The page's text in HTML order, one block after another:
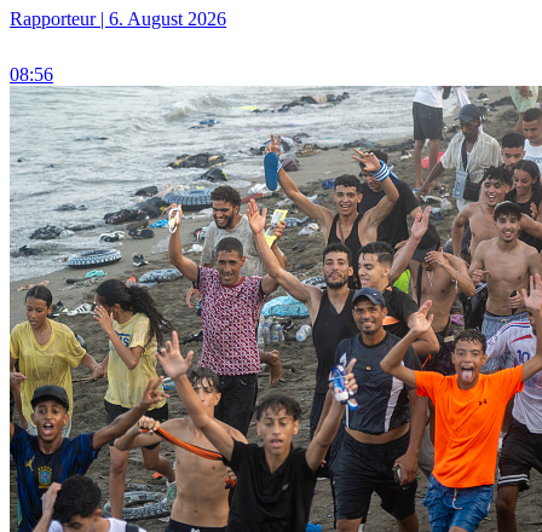
Rapporteur | 6. August 2026
08:56